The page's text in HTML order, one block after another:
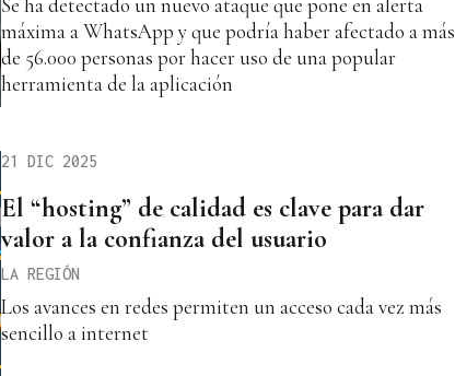
Se ha detectado un nuevo ataque que pone en alerta
máxima a WhatsApp y que podría haber afectado a más
de 56.000 personas por hacer uso de una popular
herramienta de la aplicación
21 DIC 2025
El “hosting” de calidad es clave para dar
valor a la confianza del usuario
LA REGIÓN
Los avances en redes permiten un acceso cada vez más
sencillo a internet